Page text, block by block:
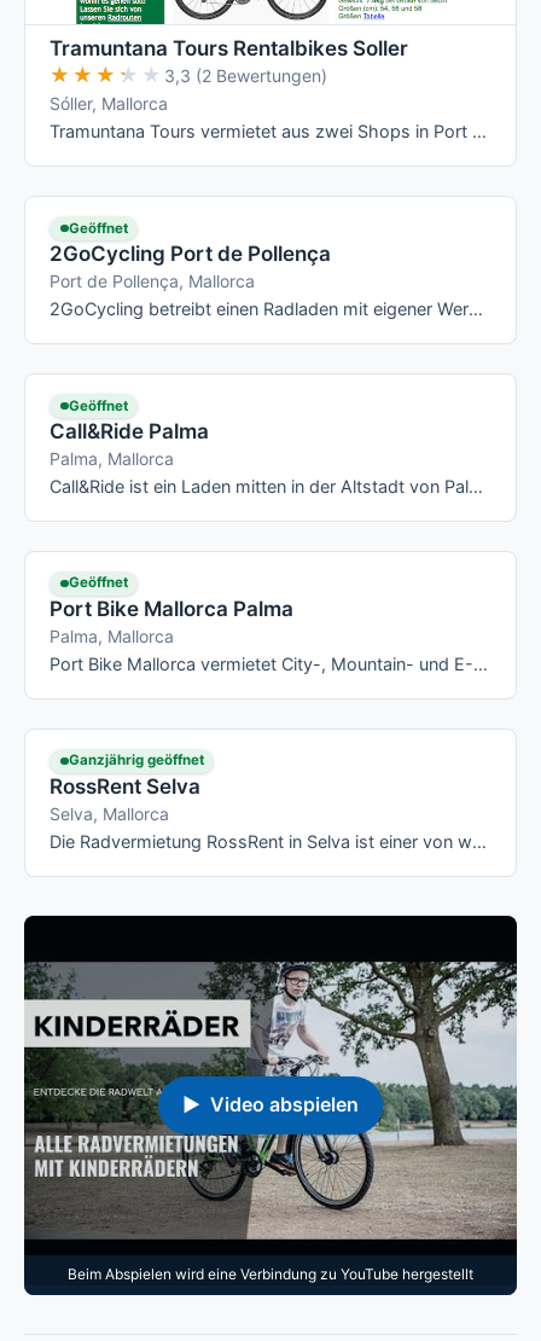
Tramuntana Tours Rentalbikes Soller
★★★★★
★★★★★ 3,3 (2 Bewertungen)
Sóller, Mallorca
Tramuntana Tours vermietet aus zwei Shops in Port Sóller und Sóller Rennräder, Gravel Bikes, Mountainbikes, E-Bikes, Hybrid-/Trekkingräder …
Geöffnet
2GoCycling Port de Pollença
Port de Pollença, Mallorca
2GoCycling betreibt einen Radladen mit eigener Werkstatt direkt in Port de Pollença und deckt mit Rennrad, MTB, Trekking, City-, Kinder- und …
Geöffnet
Call&Ride Palma
Palma, Mallorca
Call&Ride ist ein Laden mitten in der Altstadt von Palma, keine drei Gehminuten von Kathedrale und Paseo del Borne entfernt, mit breiter …
Geöffnet
Port Bike Mallorca Palma
Palma, Mallorca
Port Bike Mallorca vermietet City-, Mountain- und E-Bikes an zwei Stationen direkt am Hafen von Palma – ideal, wenn Du mit dem …
Ganzjährig geöffnet
RossRent Selva
Selva, Mallorca
Die Radvermietung RossRent in Selva ist einer von wenigen Radverleihen im Tramuntana-Umland abseits der Küstenorte: Von Selva aus fährst Du …
▶ Video abspielen
Beim Abspielen wird eine Verbindung zu YouTube hergestellt